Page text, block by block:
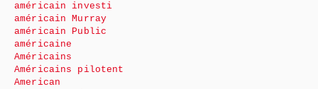
américain investi
américain Murray
américain Public
américaine
Américains
Américains pilotent
American